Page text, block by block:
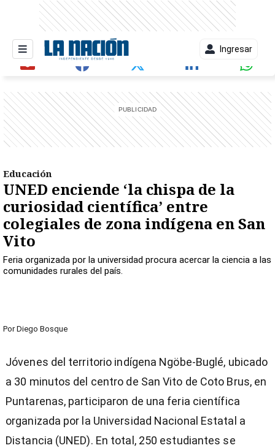
Ingresar
Educación
UNED enciende ‘la chispa de la
curiosidad científica’ entre
colegiales de zona indígena en San
Vito
Feria organizada por la universidad procura acercar la ciencia a las
comunidades rurales del país.
Por Diego Bosque
Jóvenes del territorio indígena Ngöbe-Buglé, ubicado
a 30 minutos del centro de San Vito de Coto Brus, en
Puntarenas, participaron de una feria científica
organizada por la Universidad Nacional Estatal a
Distancia (UNED). En total, 250 estudiantes se